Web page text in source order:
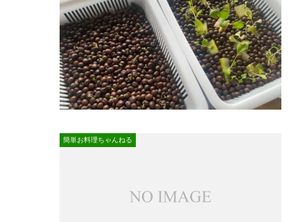
簡単お料理ちゃんねる